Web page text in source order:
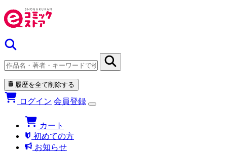
履歴を全て削除する
ログイン 会員登録
カート
初めての方
お知らせ